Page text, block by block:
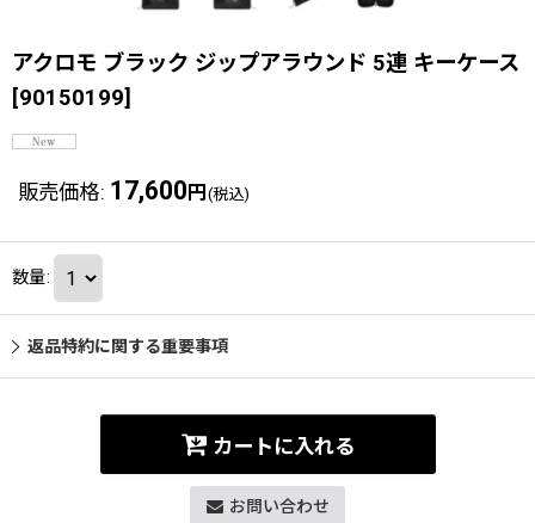
アクロモ ブラック ジップアラウンド 5連 キーケース
[90150199]
販売価格: 17,600 円 (税込)
数量:
返品特約に関する重要事項
カートに入れる
お問い合わせ